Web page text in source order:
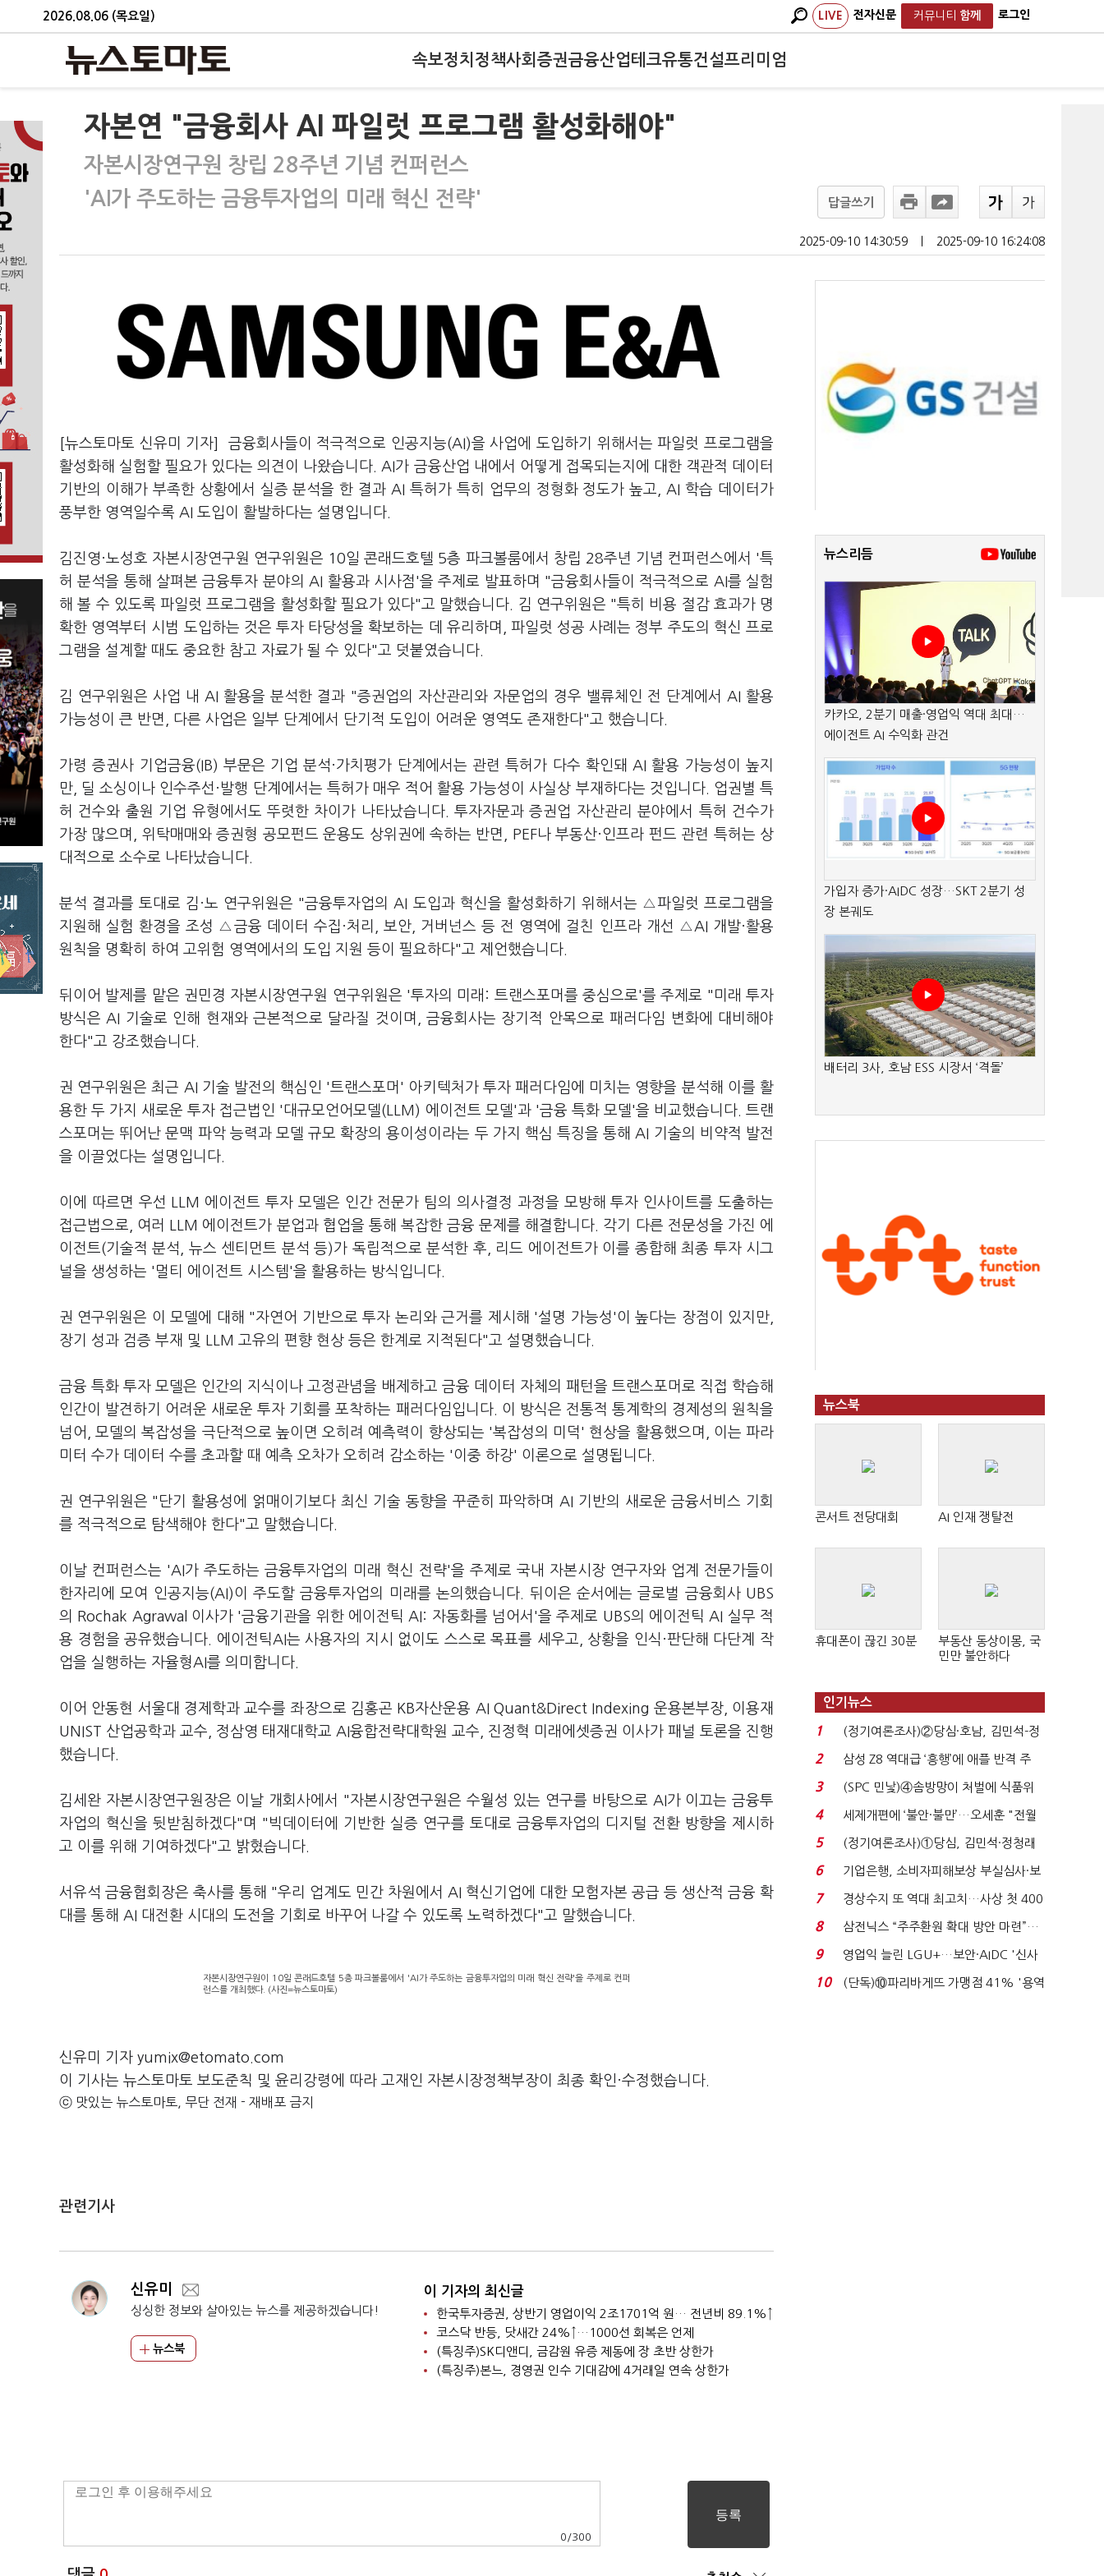
2026.08.06 (목요일) LIVE 전자신문 커뮤니티 함께 로그인
속보정치 정책사회 증권금융산업테크유통건설프리미엄
자본연 "금융회사 AI 파일럿 프로그램 활성화해야"
자본시장연구원 창립 28주년 기념 컨퍼런스
'AI가 주도하는 금융투자업의 미래 혁신 전략'
답글쓰기
2025-09-10 14:30:59 2025-09-10 16:24:08
[뉴스토마토 신유미 기자] 금융회사들이 적극적으로 인공지능(AI)을 사업에 도입하기 위해서는 파일럿 프로그램을
활성화해 실험할 필요가 있다는 의견이 나왔습니다. AI가 금융산업 내에서 어떻게 접목되는지에 대한 객관적 데이터
기반의 이해가 부족한 상황에서 실증 분석을 한 결과 AI 특허가 특히 업무의 정형화 정도가 높고, AI 학습 데이터가
풍부한 영역일수록 AI 도입이 활발하다는 설명입니다.
김진영·노성호 자본시장연구원 연구위원은 10일 콘래드호텔 5층 파크볼룸에서 창립 28주년 기념 컨퍼런스에서 '특
허 분석을 통해 살펴본 금융투자 분야의 AI 활용과 시사점'을 주제로 발표하며 "금융회사들이 적극적으로 AI를 실험
해 볼 수 있도록 파일럿 프로그램을 활성화할 필요가 있다"고 말했습니다. 김 연구위원은 "특히 비용 절감 효과가 명
확한 영역부터 시범 도입하는 것은 투자 타당성을 확보하는 데 유리하며, 파일럿 성공 사례는 정부 주도의 혁신 프로
그램을 설계할 때도 중요한 참고 자료가 될 수 있다"고 덧붙였습니다.
김 연구위원은 사업 내 AI 활용을 분석한 결과 "증권업의 자산관리와 자문업의 경우 밸류체인 전 단계에서 AI 활용
가능성이 큰 반면, 다른 사업은 일부 단계에서 단기적 도입이 어려운 영역도 존재한다"고 했습니다.
가령 증권사 기업금융(IB) 부문은 기업 분석·가치평가 단계에서는 관련 특허가 다수 확인돼 AI 활용 가능성이 높지
만, 딜 소싱이나 인수주선·발행 단계에서는 특허가 매우 적어 활용 가능성이 사실상 부재하다는 것입니다. 업권별 특
허 건수와 출원 기업 유형에서도 뚜렷한 차이가 나타났습니다. 투자자문과 증권업 자산관리 분야에서 특허 건수가
가장 많으며, 위탁매매와 증권형 공모펀드 운용도 상위권에 속하는 반면, PEF나 부동산·인프라 펀드 관련 특허는 상
대적으로 소수로 나타났습니다.
분석 결과를 토대로 김·노 연구위원은 "금융투자업의 AI 도입과 혁신을 활성화하기 위해서는 △파일럿 프로그램을
지원해 실험 환경을 조성 △금융 데이터 수집·처리, 보안, 거버넌스 등 전 영역에 걸친 인프라 개선 △AI 개발·활용
원칙을 명확히 하여 고위험 영역에서의 도입 지원 등이 필요하다"고 제언했습니다.
뒤이어 발제를 맡은 권민경 자본시장연구원 연구위원은 '투자의 미래: 트랜스포머를 중심으로'를 주제로 "미래 투자
방식은 AI 기술로 인해 현재와 근본적으로 달라질 것이며, 금융회사는 장기적 안목으로 패러다임 변화에 대비해야
한다"고 강조했습니다.
권 연구위원은 최근 AI 기술 발전의 핵심인 '트랜스포머' 아키텍처가 투자 패러다임에 미치는 영향을 분석해 이를 활
용한 두 가지 새로운 투자 접근법인 '대규모언어모델(LLM) 에이전트 모델'과 '금융 특화 모델'을 비교했습니다. 트랜
스포머는 뛰어난 문맥 파악 능력과 모델 규모 확장의 용이성이라는 두 가지 핵심 특징을 통해 AI 기술의 비약적 발전
을 이끌었다는 설명입니다.
이에 따르면 우선 LLM 에이전트 투자 모델은 인간 전문가 팀의 의사결정 과정을 모방해 투자 인사이트를 도출하는
접근법으로, 여러 LLM 에이전트가 분업과 협업을 통해 복잡한 금융 문제를 해결합니다. 각기 다른 전문성을 가진 에
이전트(기술적 분석, 뉴스 센티먼트 분석 등)가 독립적으로 분석한 후, 리드 에이전트가 이를 종합해 최종 투자 시그
널을 생성하는 '멀티 에이전트 시스템'을 활용하는 방식입니다.
권 연구위원은 이 모델에 대해 "자연어 기반으로 투자 논리와 근거를 제시해 '설명 가능성'이 높다는 장점이 있지만,
장기 성과 검증 부재 및 LLM 고유의 편향 현상 등은 한계로 지적된다"고 설명했습니다.
금융 특화 투자 모델은 인간의 지식이나 고정관념을 배제하고 금융 데이터 자체의 패턴을 트랜스포머로 직접 학습해
인간이 발견하기 어려운 새로운 투자 기회를 포착하는 패러다임입니다. 이 방식은 전통적 통계학의 경제성의 원칙을
넘어, 모델의 복잡성을 극단적으로 높이면 오히려 예측력이 향상되는 '복잡성의 미덕' 현상을 활용했으며, 이는 파라
미터 수가 데이터 수를 초과할 때 예측 오차가 오히려 감소하는 '이중 하강' 이론으로 설명됩니다.
권 연구위원은 "단기 활용성에 얽매이기보다 최신 기술 동향을 꾸준히 파악하며 AI 기반의 새로운 금융서비스 기회
를 적극적으로 탐색해야 한다"고 말했습니다.
이날 컨퍼런스는 'AI가 주도하는 금융투자업의 미래 혁신 전략'을 주제로 국내 자본시장 연구자와 업계 전문가들이
한자리에 모여 인공지능(AI)이 주도할 금융투자업의 미래를 논의했습니다. 뒤이은 순서에는 글로벌 금융회사 UBS
의 Rochak Agrawal 이사가 '금융기관을 위한 에이전틱 AI: 자동화를 넘어서'을 주제로 UBS의 에이전틱 AI 실무 적
용 경험을 공유했습니다. 에이전틱AI는 사용자의 지시 없이도 스스로 목표를 세우고, 상황을 인식·판단해 다단계 작
업을 실행하는 자율형AI를 의미합니다.
이어 안동현 서울대 경제학과 교수를 좌장으로 김홍곤 KB자산운용 AI Quant&Direct Indexing 운용본부장, 이용재
UNIST 산업공학과 교수, 정삼영 태재대학교 AI융합전략대학원 교수, 진정혁 미래에셋증권 이사가 패널 토론을 진행
했습니다.
김세완 자본시장연구원장은 이날 개회사에서 "자본시장연구원은 수월성 있는 연구를 바탕으로 AI가 이끄는 금융투
자업의 혁신을 뒷받침하겠다"며 "빅데이터에 기반한 실증 연구를 토대로 금융투자업의 디지털 전환 방향을 제시하
고 이를 위해 기여하겠다"고 밝혔습니다.
서유석 금융협회장은 축사를 통해 "우리 업계도 민간 차원에서 AI 혁신기업에 대한 모험자본 공급 등 생산적 금융 확
대를 통해 AI 대전환 시대의 도전을 기회로 바꾸어 나갈 수 있도록 노력하겠다"고 말했습니다.
자본시장연구원이 10일 콘래드호텔 5층 파크볼룸에서 'AI가 주도하는 금융투자업의 미래 혁신 전략'을 주제로 컨퍼
런스를 개최했다. (사진=뉴스토마토)
신유미 기자 yumix@etomato.com
이 기사는 뉴스토마토 보도준칙 및 윤리강령에 따라 고재인 자본시장정책부장이 최종 확인·수정했습니다.
ⓒ 맛있는 뉴스토마토, 무단 전재 - 재배포 금지
관련기사
신유미
싱싱한 정보와 살아있는 뉴스를 제공하겠습니다!
뉴스북
이 기자의 최신글
한국투자증권, 상반기 영업이익 2조1701억 원… 전년비 89.1%↑
코스닥 반등, 닷새간 24%↑…1000선 회복은 언제
(특징주)SK디앤디, 금감원 유증 제동에 장 초반 상한가
(특징주)본느, 경영권 인수 기대감에 4거래일 연속 상한가
0 /300
뉴스리듬
카카오, 2분기 매출·영업익 역대 최대…
에이전트 AI 수익화 관건
가입자 증가·AIDC 성장…SKT 2분기 성
장 본궤도
배터리 3사, 호남 ESS 시장서 ‘격돌’
뉴스북
콘서트 전당대회 AI 인재 쟁탈전
휴대폰이 끊긴 30분
부동산 동상이몽, 국
민만 불안하다
인기뉴스
1
(정기여론조사)②당심·호남, 김민석-정
청래 '초접전'...
2
삼성 Z8 역대급 ‘흥행’에 애플 반격 주
목…9월 ‘폴...
3
(SPC 민낯)④솜방망이 처벌에 식품위
생법 위반 반복...
4
세제개편에 ‘불안·불만’…오세훈 "전월
세 구하기 더 ...
5
(정기여론조사)①당심, 김민석·정청래
'초접전'…대통령 ...
6
기업은행, 소비자피해보상 부실심사·보
이스피싱 공시 ...
7
경상수지 또 역대 최고치…사상 첫 400
억달러에 '3% 성...
8
삼전닉스 “주주환원 확대 방안 마련”…
로이터에 성명...
9
영업익 늘린 LGU+…보안·AIDC '신사
업 드라이브'...
10
(단독)⑩파리바게뜨 가맹점 41% '용역